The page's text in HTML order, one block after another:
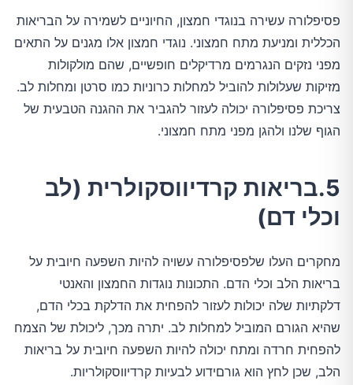
פסיפלורה עשירה בנוגדי חמצון, החיוניים לשמירה על הבריאות
הכללית ומניעת מתח חמצוני. נוגדי חמצון אלו מגנים על התאים
מפני נזקים הנגרמים מרדיקלים חופשיים, שהם מולקולות
מזיקות שעלולות להוביל למחלות כרוניות כמו סרטן ומחלות לב.
צריכת פסיפלורה יכולה לעזור להגביר את ההגנה הטבעית של
הגוף שלנו ולהגן מפני מתח חמצוני.
5.בריאות קרדיווסקולרית (לב
וכלי דם)
מחקרים העלו שלפסיפלורה עשויה להיות השפעה חיובית על
בריאות הלב וכלי הדם. התכונות נוגדות החמצון והאנטי
דלקתיות שלה יכולות לעזור להפחית את הדלקת בכלי הדם,
שהיא הגורם המוביל למחלות לב. יתרה מכך, ליכולת של הצמח
להפחית חרדה ומתח יכולה להיות השפעה חיובית על בריאות
הלב, שכן לחץ הוא גורםידוע לבעיות קרדיווסקולריות.